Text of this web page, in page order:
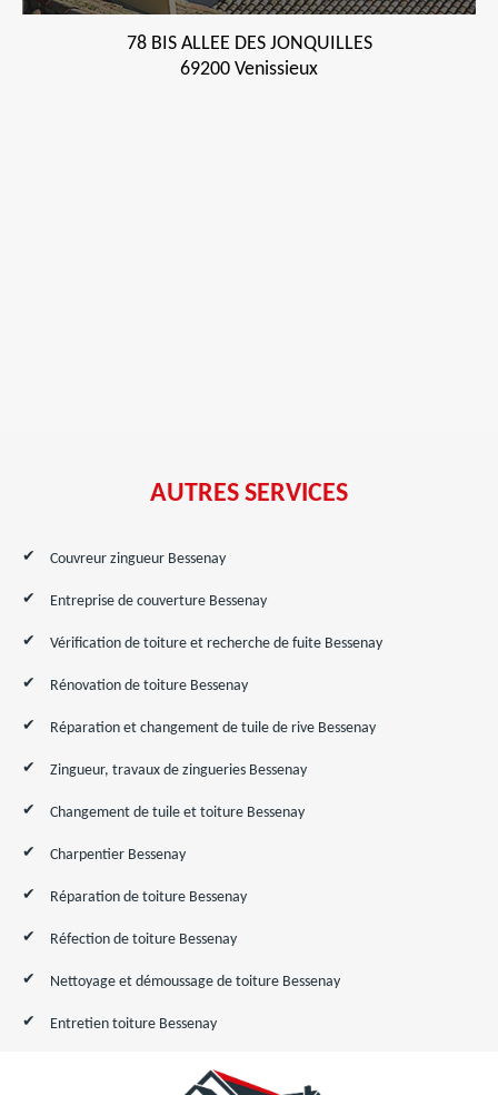
78 BIS ALLEE DES JONQUILLES
69200 Venissieux
AUTRES SERVICES
Couvreur zingueur Bessenay
Entreprise de couverture Bessenay
Vérification de toiture et recherche de fuite Bessenay
Rénovation de toiture Bessenay
Réparation et changement de tuile de rive Bessenay
Zingueur, travaux de zingueries Bessenay
Changement de tuile et toiture Bessenay
Charpentier Bessenay
Réparation de toiture Bessenay
Réfection de toiture Bessenay
Nettoyage et démoussage de toiture Bessenay
Entretien toiture Bessenay